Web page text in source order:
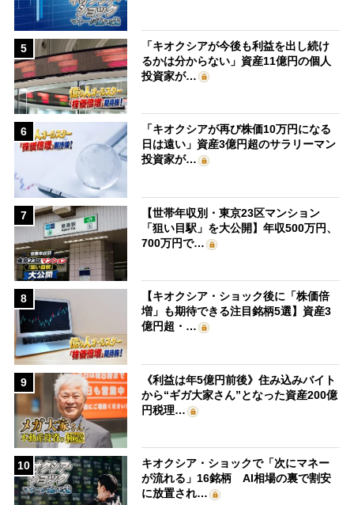
5
「キオクシアが今後も利益を出し続け
るかは分からない」資産11億円の個人
投資家が…
6
「キオクシアが再び株価10万円になる
日は遠い」資産3億円超のサラリーマン
投資家が…
7
【世帯年収別・東京23区マンション
「狙い目駅」を大公開】年収500万円、
700万円で…
8
【キオクシア・ショック後に「株価倍
増」も期待できる注目銘柄5選】資産3
億円超・…
9
《利益は年5億円前後》住み込みバイト
から“ギガ大家さん”となった資産200億
円税理…
10
キオクシア・ショックで「次にマネー
が流れる」16銘柄 AI相場の裏で割安
に放置され…